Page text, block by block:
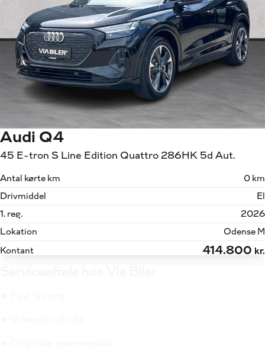
Audi Q4
45 E-tron S Line Edition Quattro 286HK 5d Aut.
Antal kørte km
0 km
Drivmiddel
El
1. reg.
2026
Lokation
Odense M
Kontant
414.800 kr.